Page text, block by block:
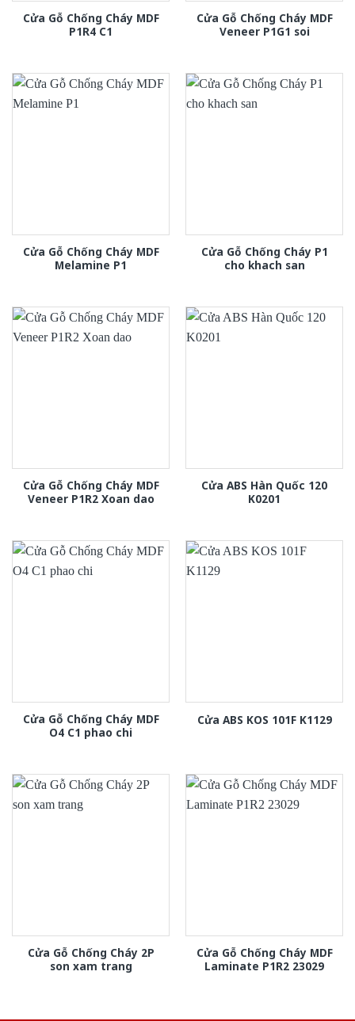
Cửa Gỗ Chống Cháy MDF
P1R4 C1
Cửa Gỗ Chống Cháy MDF
Veneer P1G1 soi
Cửa Gỗ Chống Cháy MDF
Melamine P1
Cửa Gỗ Chống Cháy P1
cho khach san
Cửa Gỗ Chống Cháy MDF
Veneer P1R2 Xoan dao
Cửa ABS Hàn Quốc 120
K0201
Cửa Gỗ Chống Cháy MDF
O4 C1 phao chi
Cửa ABS KOS 101F K1129
Cửa Gỗ Chống Cháy 2P
son xam trang
Cửa Gỗ Chống Cháy MDF
Laminate P1R2 23029